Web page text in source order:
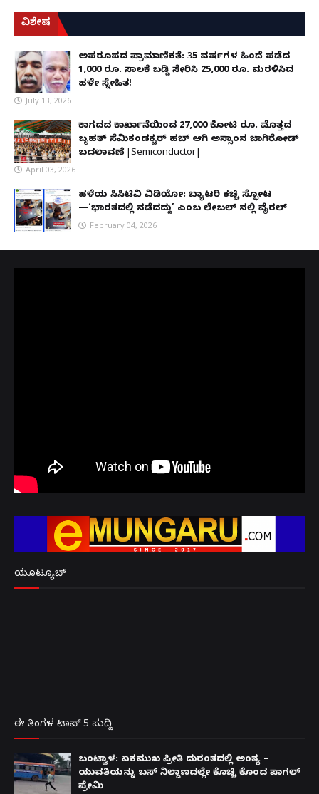
ವಿಶೇಷ
ಅಪರೂಪದ ಪ್ರಾಮಾಣಿಕತೆ: 35 ವರ್ಷಗಳ ಹಿಂದೆ ಪಡೆದ
1,000 ರೂ. ಸಾಲಕ್ಕೆ ಬಡ್ಡಿ ಸೇರಿಸಿ 25,000 ರೂ. ಮರಳಿಸಿದ
ಹಳೇ ಸ್ನೇಹಿತ!
July 13, 2026
ಕಾಗದದ ಕಾರ್ಖಾನೆಯಿಂದ 27,000 ಕೋಟಿ ರೂ. ಮೊತ್ತದ
ಬೃಹತ್ ಸೆಮಿಕಂಡಕ್ಟರ್ ಹಬ್ ಆಗಿ ಅಸ್ಸಾಂನ ಜಾಗಿರೋಡ್
ಬದಲಾವಣೆ [Semiconductor]
April 03, 2026
ಹಳೆಯ ಸಿಸಿಟಿವಿ ವಿಡಿಯೋ: ಬ್ಯಾಟರಿ ಕಚ್ಚಿ ಸ್ಫೋಟ
—‘ಭಾರತದಲ್ಲಿ ನಡೆದದ್ದು’ ಎಂಬ ಲೇಬಲ್ ನಲ್ಲಿ ವೈರಲ್
February 04, 2026
ಯೂಟ್ಯೂಬ್
ಈ ತಿಂಗಳ ಟಾಪ್ 5 ಸುದ್ದಿ
ಬಂಟ್ವಾಳ: ಏಕಮುಖ ಪ್ರೀತಿ ದುರಂತದಲ್ಲಿ ಅಂತ್ಯ –
ಯುವತಿಯನ್ನು ಬಸ್ ನಿಲ್ದಾಣದಲ್ಲೇ ಕೊಚ್ಚಿ ಕೊಂದ ಪಾಗಲ್
ಪ್ರೇಮಿ